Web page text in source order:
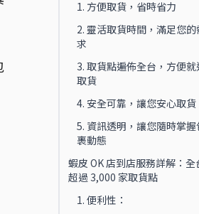
1. 方便取貨，省時省力
2. 靈活取貨時間，滿足您的
求
3. 取貨點遍佈全台，方便就
取貨
4. 安全可靠，讓您安心取貨
5. 資訊透明，讓您隨時掌握
裹動態
蝦皮 OK 店到店服務詳解：全
超過 3,000 家取貨點
1. 便利性：